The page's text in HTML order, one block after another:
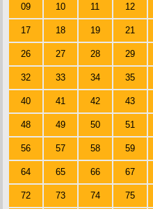
09 10 11 12
17 18 19 21
26 27 28 29
32 33 34 35
40 41 42 43
48 49 50 51
56 57 58 59
64 65 66 67
72 73 74 75